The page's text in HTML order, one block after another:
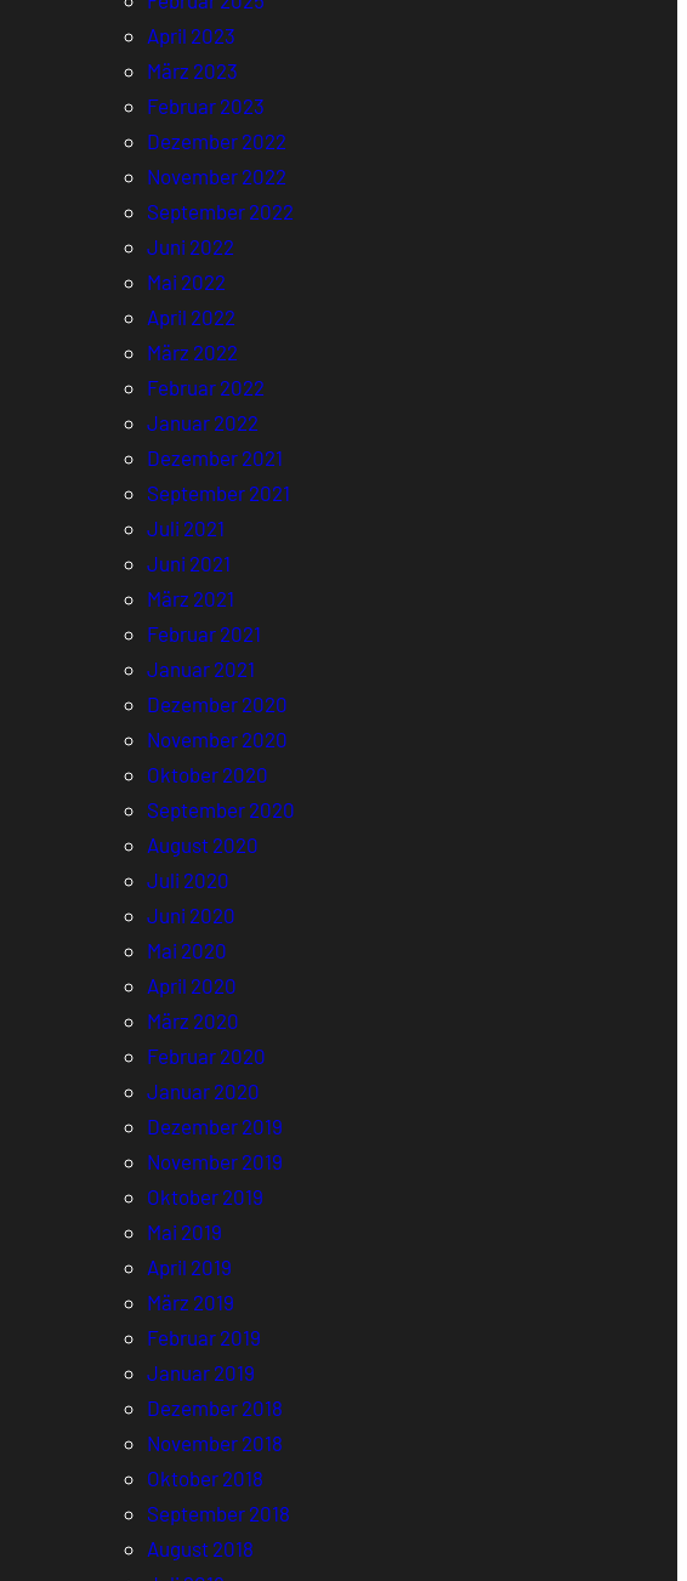
April 2023
März 2023
Februar 2023
Dezember 2022
November 2022
September 2022
Juni 2022
Mai 2022
April 2022
März 2022
Februar 2022
Januar 2022
Dezember 2021
September 2021
Juli 2021
Juni 2021
März 2021
Februar 2021
Januar 2021
Dezember 2020
November 2020
Oktober 2020
September 2020
August 2020
Juli 2020
Juni 2020
Mai 2020
April 2020
März 2020
Februar 2020
Januar 2020
Dezember 2019
November 2019
Oktober 2019
Mai 2019
April 2019
März 2019
Februar 2019
Januar 2019
Dezember 2018
November 2018
Oktober 2018
September 2018
August 2018